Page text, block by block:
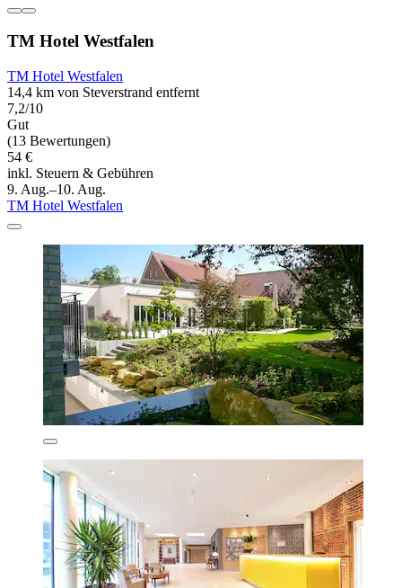
TM Hotel Westfalen
TM Hotel Westfalen
14,4 km von Steverstrand entfernt
7,2/10
Gut
(13 Bewertungen)
54 €
inkl. Steuern & Gebühren
9. Aug.–10. Aug.
TM Hotel Westfalen